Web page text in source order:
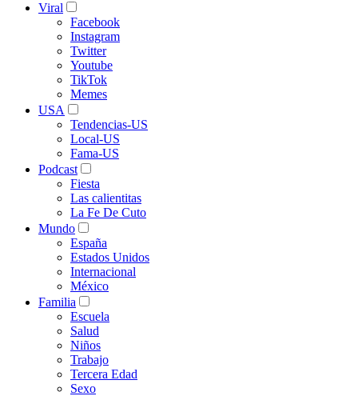
Viral
Facebook
Instagram
Twitter
Youtube
TikTok
Memes
USA
Tendencias-US
Local-US
Fama-US
Podcast
Fiesta
Las calientitas
La Fe De Cuto
Mundo
España
Estados Unidos
Internacional
México
Familia
Escuela
Salud
Niños
Trabajo
Tercera Edad
Sexo